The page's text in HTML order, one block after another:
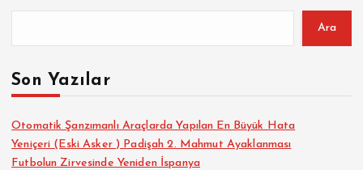
Ara
Son Yazılar
Otomatik Şanzımanlı Araçlarda Yapılan En Büyük Hata
Yeniçeri (Eski Asker ) Padişah 2. Mahmut Ayaklanması
Futbolun Zirvesinde Yeniden İspanya